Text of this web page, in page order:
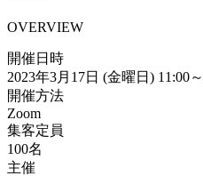
OVERVIEW
開催日時
2023年3月17日 (金曜日) 11:00
開催方法
Zoom
集客定員
100名
主催